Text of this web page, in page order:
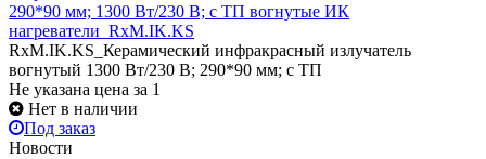
290*90 мм; 1300 Вт/230 В; с ТП вогнутые ИК
нагреватели_RxM.IK.KS
RxM.IK.KS_Керамический инфракрасный излучатель
вогнутый 1300 Вт/230 В; 290*90 мм; с ТП
Не указана цена за 1
Нет в наличии
Под заказ
Новости